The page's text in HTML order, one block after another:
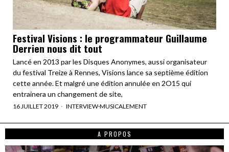
Festival Visions : le programmateur Guillaume
Derrien nous dit tout
Lancé en 2013 par les Disques Anonymes, aussi organisateur
du festival Treize à Rennes, Visions lance sa septième édition
cette année. Et malgré une édition annulée en 2O15 qui
entrainera un changement de site,
16 JUILLET 2019 INTERVIEW·MUSICALEMENT
A PROPOS